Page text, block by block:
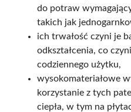
do potraw
takich jak
ich trwałość czyni je
odkształcenia, co
codziennego użytku,
wysokomateriałowe
korzystanie z tych
ciepła, w tym na